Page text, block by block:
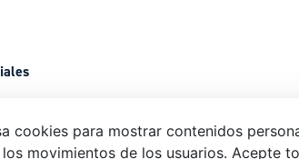
cookies para mostrar contenidos
movimientos de los usuarios. Acepte